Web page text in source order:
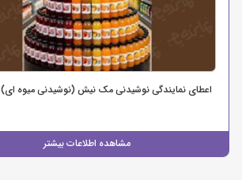
اعطای نمایندگی نوشیدنی مک نیش (نوشیدنی میوه ای)
مشاهده اطلاعات بیشتر